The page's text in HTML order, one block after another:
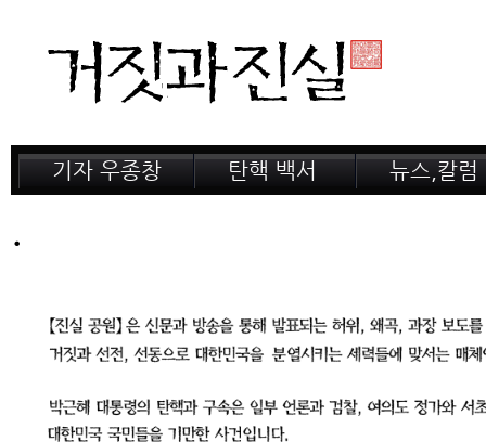
기자 우종창
저서 소개
탄핵 백서
거짓의 산
뉴스,칼럼
공지,새소식
.